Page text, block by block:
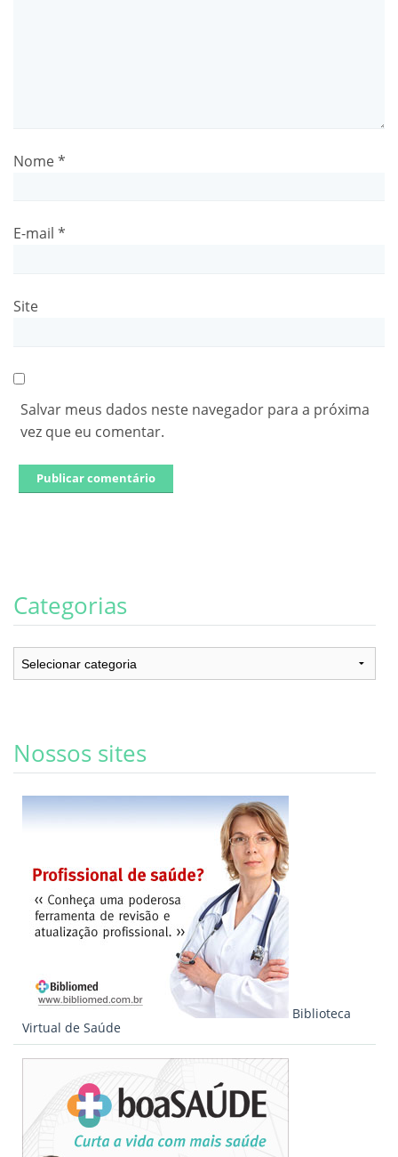
Nome*
E-mail *
Site
Salvar meus dados neste navegador para a próxima
vez que eu comentar.
Categorias
Categorias
Nossos sites
Biblioteca
Virtual de Saúde